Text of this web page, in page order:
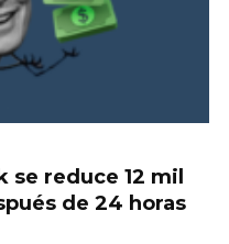
se reduce 12 mil
de 24 horas